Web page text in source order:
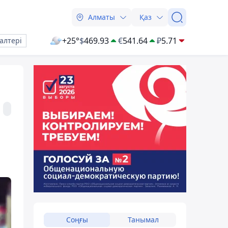
Алматы Қаз
+25°$469.93 €541.64 ₽5.71
Соңғы Танымал